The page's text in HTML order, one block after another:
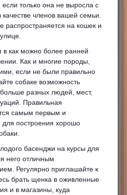
только она не выросла с
членов вашей семьи.
распространяется на кошек и
как можно более ранней
Как и многие породы,
если не были правильно
собаке возможность
больше разных людей, мест,
Правильная
самым первым и
построения хорошо
басенджи на курсы для
него отличным
Регулярно приглашайте к
брать щенка в оживленные
и в магазины, куда